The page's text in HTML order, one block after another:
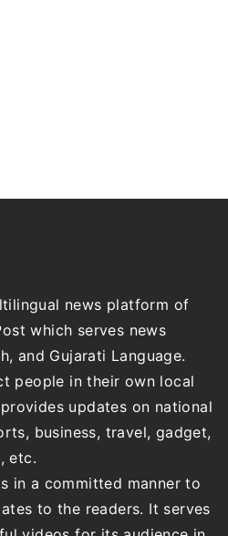
news platform of
which serves news
and Gujarati Language.
people in their own local
updates on national
business, travel, gadget,
etc.
in a committed manner to
to the readers. It serves